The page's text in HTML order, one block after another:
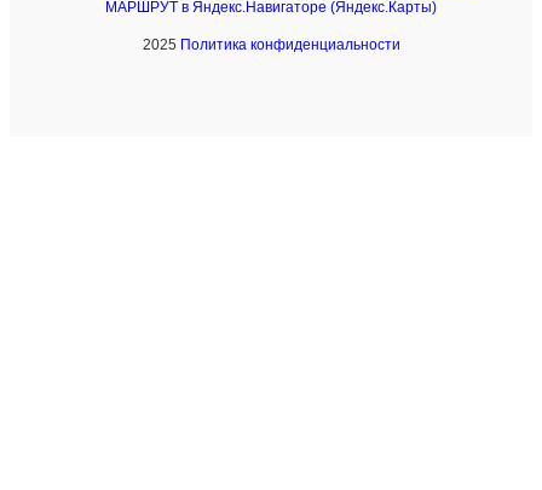
МАРШРУТ в Яндекс.Навигаторе (Яндекс.Карты)
2025 Политика конфиденциальности